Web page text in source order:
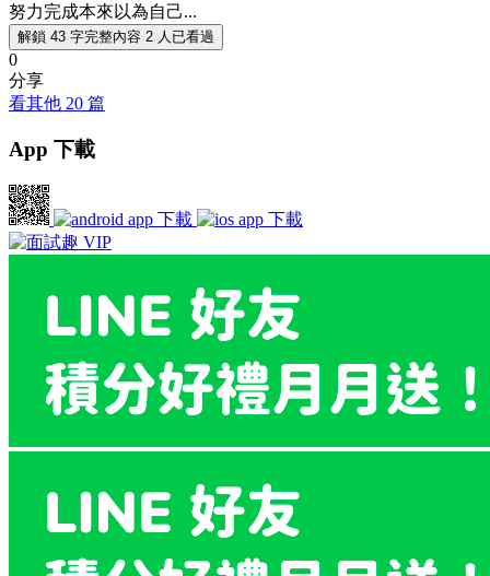
努力完成本來以為自己...
解鎖 43 字完整內容 2 人已看過
0
分享
看其他 20 篇
App 下載